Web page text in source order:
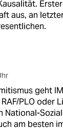
aus, an
geht
PLO oder
National-
am besten